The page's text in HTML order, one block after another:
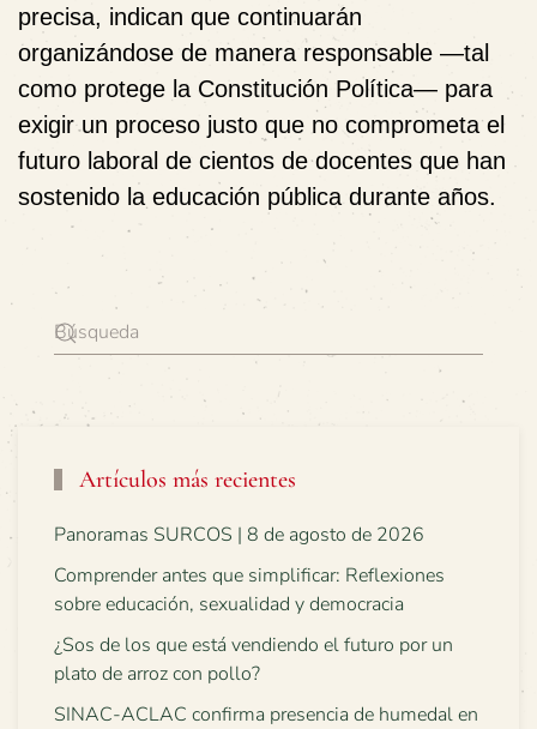
precisa, indican que continuarán
organizándose de manera responsable —tal
como protege la Constitución Política— para
exigir un proceso justo que no comprometa el
futuro laboral de cientos de docentes que han
sostenido la educación pública durante años.
Artículos más recientes
Panoramas SURCOS | 8 de agosto de 2026
Comprender antes que simplificar: Reflexiones
sobre educación, sexualidad y democracia
¿Sos de los que está vendiendo el futuro por un
plato de arroz con pollo?
SINAC-ACLAC confirma presencia de humedal en